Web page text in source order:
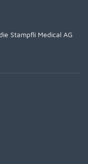
Stampfli Medical AG